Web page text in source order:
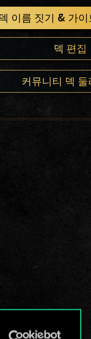
덱 이름 짓기 & 가이
덱 편집
커뮤니티 덱 둘